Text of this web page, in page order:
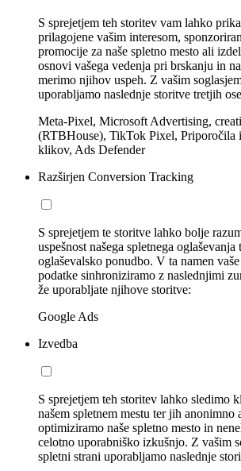
S sprejetjem teh storitev vam lahko
prilagojene vašim interesom,
promocije za naše spletno mesto ali
osnovi vašega vedenja pri brskanju in
merimo njihov uspeh. Z vašim
uporabljamo naslednje storitve tretjih
Meta-Pixel, Microsoft Advertising,
(RTBHouse), TikTok Pixel, Priporočila
klikov, Ads Defender
Razširjen Conversion Tracking
S sprejetjem te storitve lahko bolje
uspešnost našega spletnega
oglaševalsko ponudbo. V ta namen
podatke sinhroniziramo z naslednjimi
že uporabljate njihove storitve:
Google Ads
Izvedba
S sprejetjem teh storitev lahko sledimo
našem spletnem mestu ter jih anonimno
optimiziramo naše spletno mesto in
celotno uporabniško izkušnjo. Z vašim
spletni strani uporabljamo naslednje